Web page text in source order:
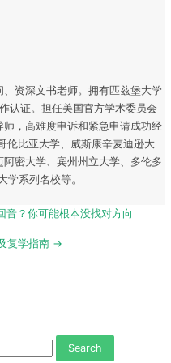
资深文书老师。拥有匹兹堡大学
认证。担任美国官方学术委员会
，高难度申诉和紧急申请成功经
伦比亚大学、威斯康辛麦迪逊大
密大学、宾州州立大学、多伦多
学系列名校等。
？你可能根本没找对方向
复学指南 →